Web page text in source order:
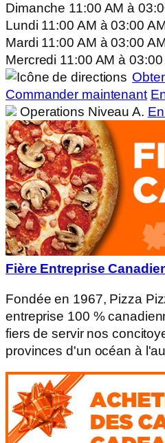
Dimanche 11:00 AMà
Lundi 11:00 AM à 03:00
Mardi 11:00 AM à 03:00
Mercredi 11:00 AMà 03:00
Commander maintenant
Operations Niveau A.
Fière Entreprise
Fondée en 1967, Pizza
entreprise 100 %
fiers de servir nos
provinces d'un océan à